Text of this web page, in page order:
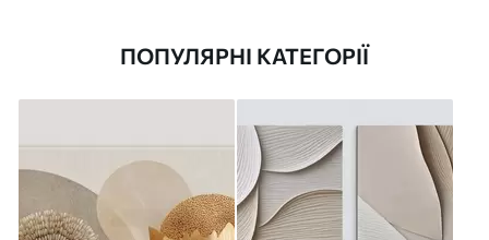
ПОПУЛЯРНІ КАТЕГОРІЇ